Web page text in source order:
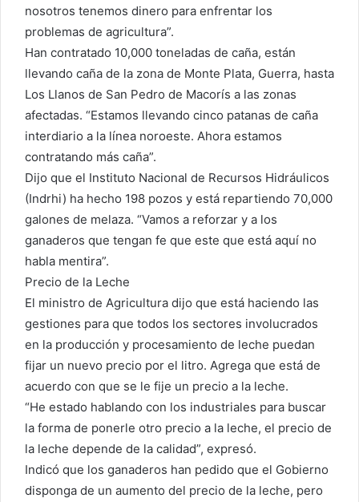
nosotros tenemos dinero para enfrentar los
problemas de agricultura”.
Han contratado 10,000 toneladas de caña, están
llevando caña de la zona de Monte Plata, Guerra, hasta
Los Llanos de San Pedro de Macorís a las zonas
afectadas. “Estamos llevando cinco patanas de caña
interdiario a la línea noroeste. Ahora estamos
contratando más caña”.
Dijo que el Instituto Nacional de Recursos Hidráulicos
(Indrhi) ha hecho 198 pozos y está repartiendo 70,000
galones de melaza. “Vamos a reforzar y a los
ganaderos que tengan fe que este que está aquí no
habla mentira”.
Precio de la Leche
El ministro de Agricultura dijo que está haciendo las
gestiones para que todos los sectores involucrados
en la producción y procesamiento de leche puedan
fijar un nuevo precio por el litro. Agrega que está de
acuerdo con que se le fije un precio a la leche.
“He estado hablando con los industriales para buscar
la forma de ponerle otro precio a la leche, el precio de
la leche depende de la calidad”, expresó.
Indicó que los ganaderos han pedido que el Gobierno
disponga de un aumento del precio de la leche, pero